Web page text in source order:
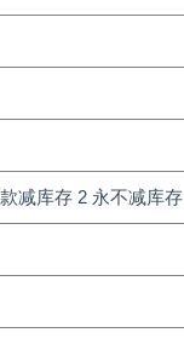
减库存 2 永不减库存